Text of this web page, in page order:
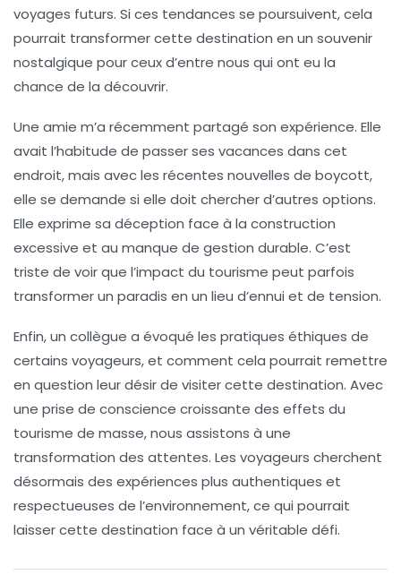
voyages futurs. Si ces tendances se poursuivent, cela
pourrait transformer cette destination en un souvenir
nostalgique pour ceux d’entre nous qui ont eu la
chance de la découvrir.
Une amie m’a récemment partagé son expérience. Elle
avait l’habitude de passer ses vacances dans cet
endroit, mais avec les récentes nouvelles de boycott,
elle se demande si elle doit chercher d’autres options.
Elle exprime sa déception face à la construction
excessive et au manque de gestion durable. C’est
triste de voir que l’impact du tourisme peut parfois
transformer un paradis en un lieu d’ennui et de tension.
Enfin, un collègue a évoqué les pratiques éthiques de
certains voyageurs, et comment cela pourrait remettre
en question leur désir de visiter cette destination. Avec
une prise de conscience croissante des effets du
tourisme de masse, nous assistons à une
transformation des attentes. Les voyageurs cherchent
désormais des expériences plus authentiques et
respectueuses de l’environnement, ce qui pourrait
laisser cette destination face à un véritable défi.